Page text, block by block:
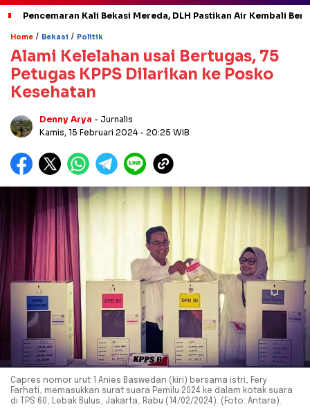
Pencemaran Kali Bekasi Mereda, DLH Pastikan Air Kembali
Home / Bekasi / Politik
Alami Kelelahan usai Bertugas, 75
Petugas KPPS Dilarikan ke Posko
Kesehatan
Denny Arya - Jurnalis
Kamis, 15 Februari 2024 - 20:25 WIB
Capres nomor urut 1 Anies Baswedan (kiri) bersama istri, Fery
Farhati, memasukkan surat suara Pemilu 2024 ke dalam kotak suara
di TPS 60, Lebak Bulus, Jakarta, Rabu (14/02/2024). (Foto: Antara).